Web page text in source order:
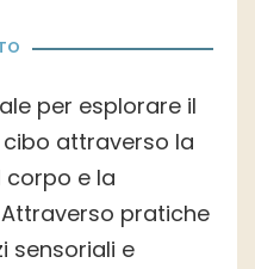
per esplorare il
attraverso la
corpo e la
pratiche
sensoriali e